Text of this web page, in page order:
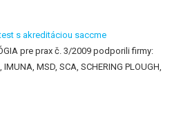
s akreditáciou saccme
pre prax č. 3/2009 podporili firmy:
MSD, SCA, SCHERING PLOUGH,